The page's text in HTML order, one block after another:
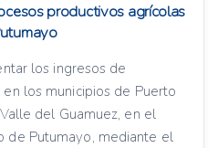
productivos agrícolas
los ingresos de
los municipios de Puerto
del Guamuez, en el
de Putumayo, mediante el